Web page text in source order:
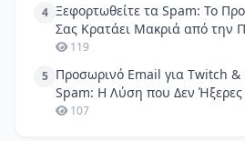
4 Ξεφορτωθείτε τα Spam: Το
Σας Κρατάει Μακριά από την
119
5 Προσωρινό Email για Twitch
Spam: Η Λύση που Δεν Ήξερες
107